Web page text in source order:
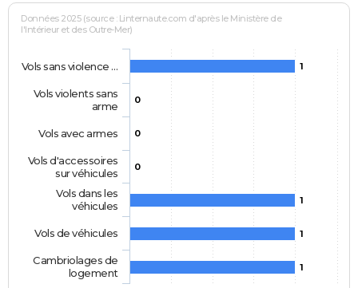
Données 2025 (source : Linternaute.com d'après le Ministère de
l'Intérieur et des Outre-Mer)
1
0
0
0
1
1
1
Vols sans violence …
Vols violents sans
arme
Vols avec armes
Vols d'accessoires
sur véhicules
Vols dans les
véhicules
Vols de véhicules
Cambriolages de
logement